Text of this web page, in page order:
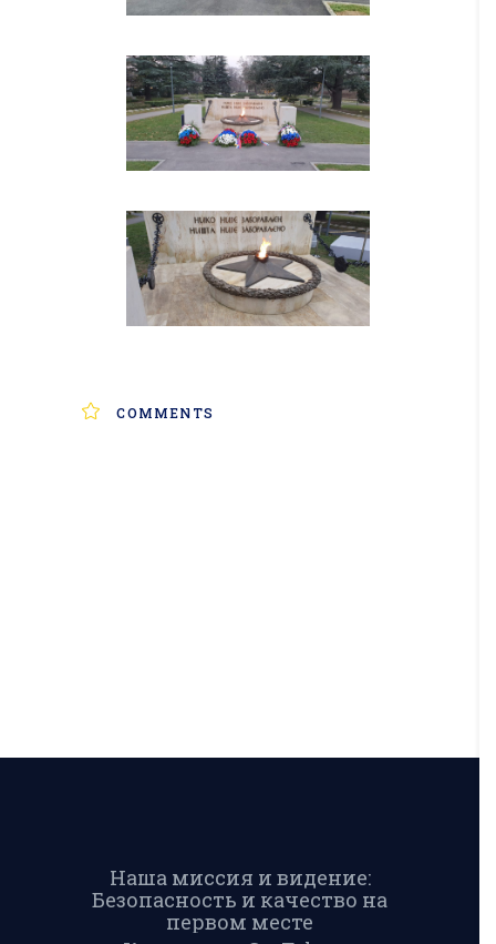
COMMENTS
Наша миссия и видение:
Безопасность и качество на
первом месте